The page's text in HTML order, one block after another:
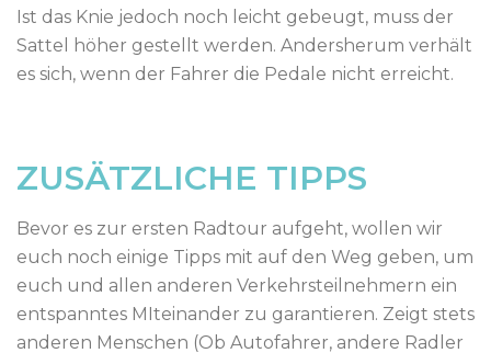
Ist das Knie jedoch noch leicht gebeugt, muss der
Sattel höher gestellt werden. Andersherum verhält
es sich, wenn der Fahrer die Pedale nicht erreicht.
ZUSÄTZLICHE TIPPS
Bevor es zur ersten Radtour aufgeht, wollen wir
euch noch einige Tipps mit auf den Weg geben, um
euch und allen anderen Verkehrsteilnehmern ein
entspanntes MIteinander zu garantieren. Zeigt stets
anderen Menschen (Ob Autofahrer, andere Radler